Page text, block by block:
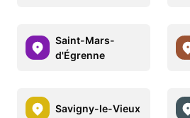
Saint-Mars-
d'Égrenne
Savigny-le-Vieux